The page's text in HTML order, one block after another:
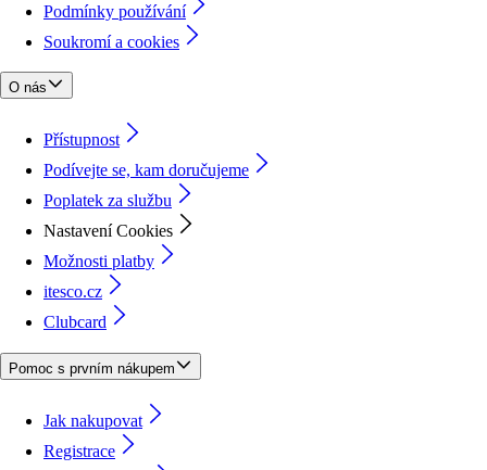
Podmínky používání
Soukromí a cookies
O nás
Přístupnost
Podívejte se, kam doručujeme
Poplatek za službu
Nastavení Cookies
Možnosti platby
itesco.cz
Clubcard
Pomoc s prvním nákupem
Jak nakupovat
Registrace